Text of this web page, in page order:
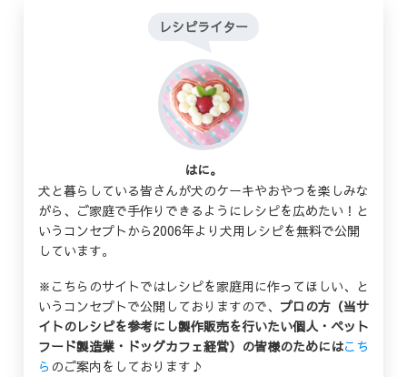
レシピライター
はに。
犬と暮らしている皆さんが犬のケーキやおやつを楽しみな
がら、ご家庭で手作りできるようにレシピを広めたい！と
いうコンセプトから2006年より犬用レシピを無料で公開
しています。
※こちらのサイトではレシピを家庭用に作ってほしい、と
いうコンセプトで公開しておりますので、 プロの方（当サ
イトのレシピを参考にし製作販売を行いたい個人・ペット
フード製造業・ドッグカフェ経営）の皆様のためにはこち
ら のご案内をしております♪